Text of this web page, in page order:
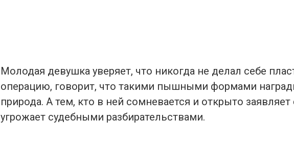
Молодая девушка уверяет, что никогда не делал себе
операцию, говорит, что такими пышными формами
природа. А тем, кто в ней сомневается и открыто заявляет
угрожает судебными разбирательствами.